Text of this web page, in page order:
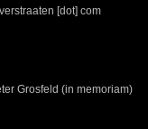
[dot] com
Grosfeld (in memoriam)